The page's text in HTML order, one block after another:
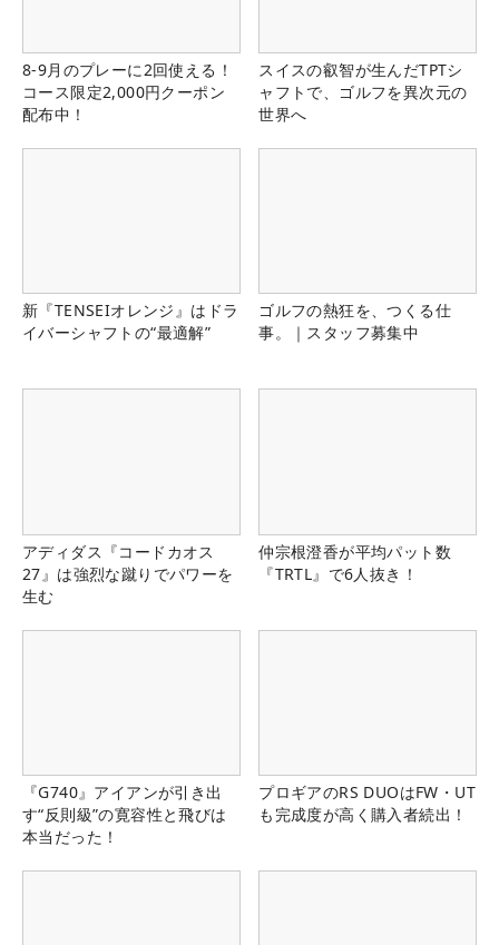
8-9月のプレーに2回使える！
コース限定2,000円クーポン
配布中！
スイスの叡智が生んだTPTシ
ャフトで、ゴルフを異次元の
世界へ
新『TENSEIオレンジ』はドラ
イバーシャフトの“最適解”
ゴルフの熱狂を、つくる仕
事。｜スタッフ募集中
アディダス『コードカオス
27』は強烈な蹴りでパワーを
生む
仲宗根澄香が平均パット数
『TRTL』で6人抜き！
『G740』アイアンが引き出
す“反則級”の寛容性と飛びは
本当だった！
プロギアのRS DUOはFW・UT
も完成度が高く購入者続出！